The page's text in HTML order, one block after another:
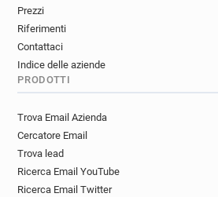
Prezzi
Riferimenti
Contattaci
Indice delle aziende
PRODOTTI
Trova Email Azienda
Cercatore Email
Trova lead
Ricerca Email YouTube
Ricerca Email Twitter